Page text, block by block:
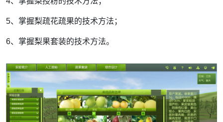
5、掌握梨疏花疏果的技术方法；
6、掌握梨果套装的技术方法。